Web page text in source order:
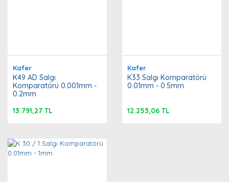
Kafer
K49 AD Salgı
Komparatörü 0.001mm -
0.2mm
13.791,27 TL
Kafer
K33 Salgı Komparatörü
0.01mm - 0.5mm
12.253,06 TL